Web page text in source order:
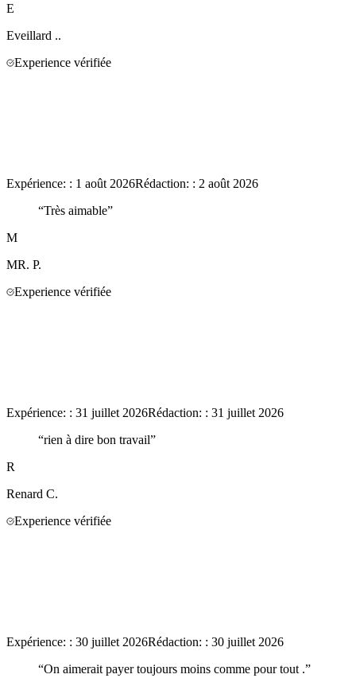
E
Eveillard ..
Experience vérifiée
Expérience: : 1 août 2026Rédaction: : 2 août 2026
“Très aimable”
M
MR. P.
Experience vérifiée
Expérience: : 31 juillet 2026Rédaction: : 31 juillet 2026
“rien à dire bon travail”
R
Renard C.
Experience vérifiée
Expérience: : 30 juillet 2026Rédaction: : 30 juillet 2026
“On aimerait payer toujours moins comme pour tout .”